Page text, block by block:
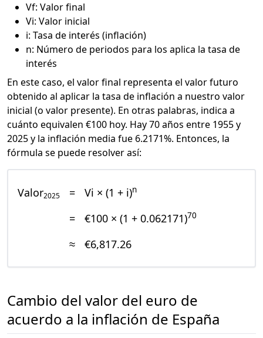
Vf: Valor final
Vi: Valor inicial
i: Tasa de interés (inflación)
n: Número de periodos para los aplica la tasa de
interés
En este caso, el valor final representa el valor futuro
obtenido al aplicar la tasa de inflación a nuestro valor
inicial (o valor presente). En otras palabras, indica a
cuánto equivalen €100 hoy. Hay 70 años entre 1955 y
2025 y la inflación media fue 6.2171%. Entonces, la
fórmula se puede resolver así:
Valor2025 = Vi × (1 + i)n
= €100 × (1 + 0.062171)70
≈ €6,817.26
Cambio del valor del euro de
acuerdo a la inflación de España